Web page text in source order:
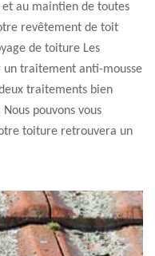
au maintien de toutes
revêtement de toit
de toiture Les
traitement anti-mousse
traitements bien
pouvons vous
toiture retrouvera un